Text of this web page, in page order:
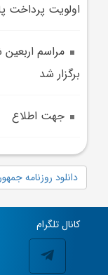
اولويت پرداخت
مراسم
برگزار شد
جهت اطلاع
دانلود روزنامه جمهوری اسلامی
کانال تلگرام